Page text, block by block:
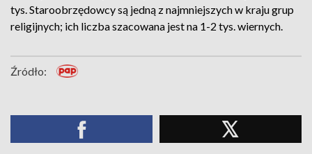
tys. Staroobrzędowcy są jedną z najmniejszych w kraju grup
religijnych; ich liczba szacowana jest na 1-2 tys. wiernych.
Źródło: